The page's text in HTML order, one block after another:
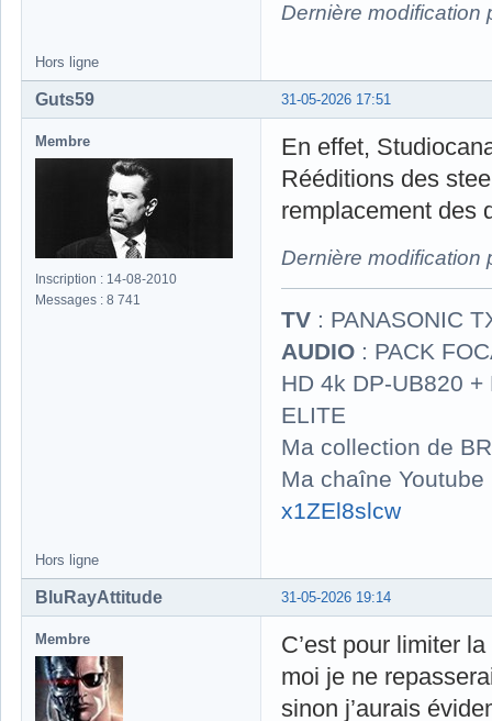
Dernière modification
Hors ligne
31-05-2026 17:51
Guts59
Membre
Inscription : 14-08-2010
Messages : 8 741
En effet,
Rééditions des
remplacement des
Dernière modification
TV : PANASONIC
AUDIO : PACK
HD 4k DP-UB820
ELITE
Ma collection de
Ma chaîne
x1ZEl8slcw
Hors ligne
31-05-2026 19:14
BluRayAttitude
Membre
C’est pour limiter
moi je ne
sinon j’aurais